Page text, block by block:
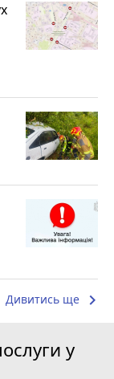
Дивитись ще keyboard_arrow_right
у